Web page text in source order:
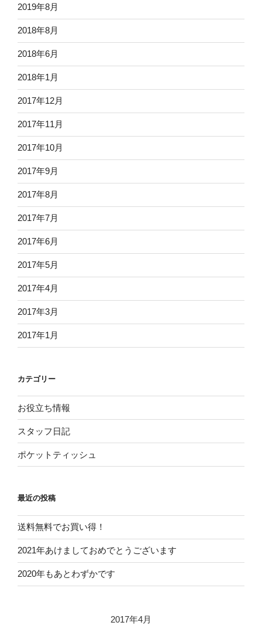
2019年8月
2018年8月
2018年6月
2018年1月
2017年12月
2017年11月
2017年10月
2017年9月
2017年8月
2017年7月
2017年6月
2017年5月
2017年4月
2017年3月
2017年1月
カテゴリー
お役立ち情報
スタッフ日記
ポケットティッシュ
最近の投稿
送料無料でお買い得！
2021年あけましておめでとうございます
2020年もあとわずかです
2017年4月